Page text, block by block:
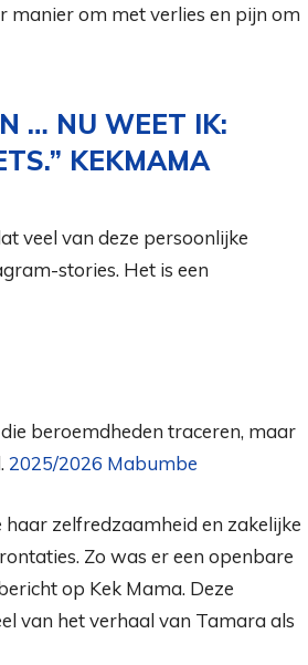
om met verlies en pijn om
… NU WEET IK:
KEKMAMA
veel van deze persoonlijke
stories. Het is een
beroemdheden traceren, maar
2025/2026 Mabumbe
zelfredzaamheid en zakelijke
Zo was er een openbare
op Kek Mama. Deze
van het verhaal van Tamara als